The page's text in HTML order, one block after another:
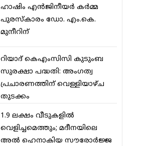
ഹാഷിം എന്‍ജിനീയര്‍ കര്‍മ്മ
പുരസ്‌കാരം ഡോ. എം.കെ.
മുനീറിന്
റിയാദ് കെഎംസിസി കുടുംബ
സുരക്ഷാ പദ്ധതി: അംഗത്വ
പ്രചാരണത്തിന് വെള്ളിയാഴ്ച
തുടക്കം
1.9 ലക്ഷം വീടുകളില്‍
വെളിച്ചമെത്തും; മദീനയിലെ
അല്‍ ഹെനാകിയ സൗരോര്‍ജ്ജ